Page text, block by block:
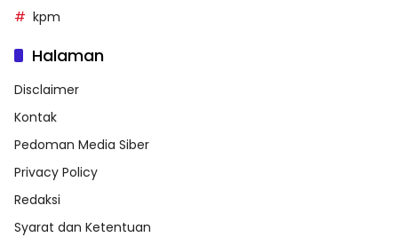
kpm
Halaman
Disclaimer
Kontak
Pedoman Media Siber
Privacy Policy
Redaksi
Syarat dan Ketentuan